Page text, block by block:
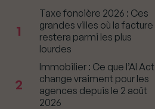
1
Taxe foncière 2026 : Ces
grandes villes où la facture
restera parmi les plus
lourdes
2
Immobilier : Ce que l’AI Act
change vraiment pour les
agences depuis le 2 août
2026